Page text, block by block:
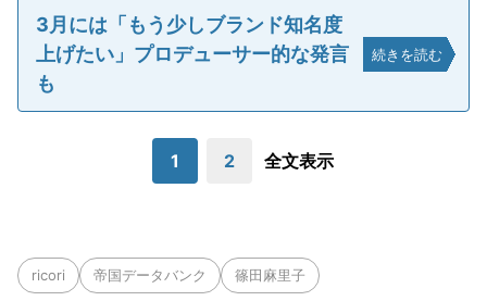
3月には「もう少しブランド知名度
上げたい」プロデューサー的な発言
も
続きを読む
1 2 全文表示
ricori 帝国データバンク 篠田麻里子